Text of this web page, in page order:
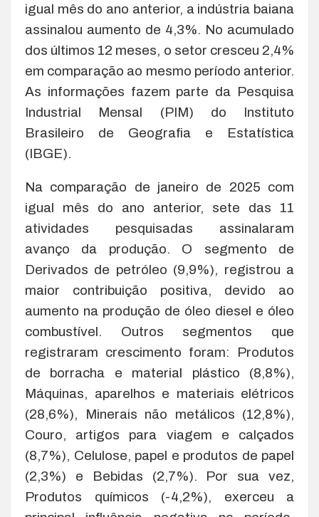
igual mês do ano anterior, a indústria baiana
assinalou aumento de 4,3%. No acumulado
dos últimos 12 meses, o setor cresceu 2,4%
em comparação ao mesmo período anterior.
As informações fazem parte da Pesquisa
Industrial Mensal (PIM) do Instituto
Brasileiro de Geografia e Estatística
(IBGE).
Na comparação de janeiro de 2025 com
igual mês do ano anterior, sete das 11
atividades pesquisadas assinalaram
avanço da produção. O segmento de
Derivados de petróleo (9,9%), registrou a
maior contribuição positiva, devido ao
aumento na produção de óleo diesel e óleo
combustível. Outros segmentos que
registraram crescimento foram: Produtos
de borracha e material plástico (8,8%),
Máquinas, aparelhos e materiais elétricos
(28,6%), Minerais não metálicos (12,8%),
Couro, artigos para viagem e calçados
(8,7%), Celulose, papel e produtos de papel
(2,3%) e Bebidas (2,7%). Por sua vez,
Produtos químicos (-4,2%), exerceu a